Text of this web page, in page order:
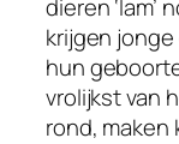
dieren ‘lam’
krijgen
hun
vrolijkst van
rond,